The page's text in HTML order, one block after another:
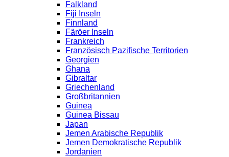
Falkland
Fiji Inseln
Finnland
Färöer Inseln
Frankreich
Französisch Pazifische Territorien
Georgien
Ghana
Gibraltar
Griechenland
Großbritannien
Guinea
Guinea Bissau
Japan
Jemen Arabische Republik
Jemen Demokratische Republik
Jordanien